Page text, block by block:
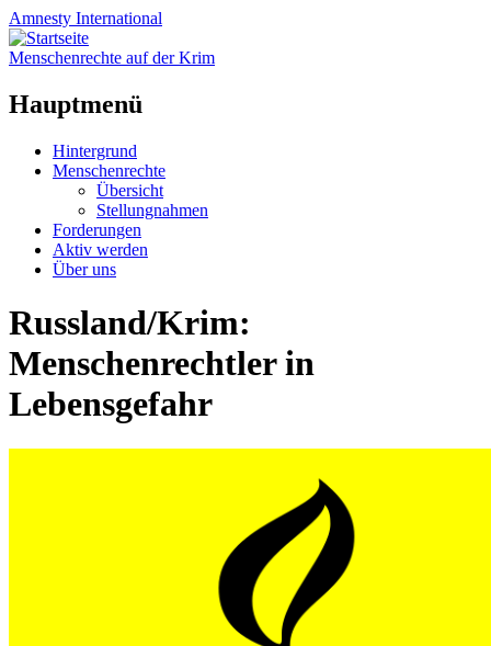
Amnesty International
Menschenrechte auf der Krim
Hauptmenü
Zum
Inhalt
Hintergrund
Menschenrechte
Übersicht
Stellungnahmen
Forderungen
Aktiv werden
Über uns
Russland/Krim:
Menschenrechtler in
Lebensgefahr